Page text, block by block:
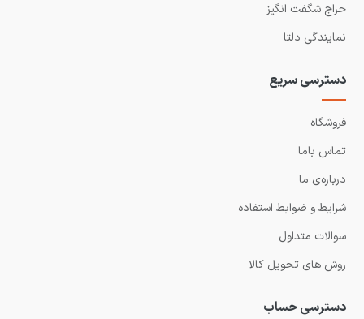
حراج شگفت انگیز
نمایندگی دلتا
دسترسی سریع
فروشگاه
تماس باما
درباره‌ی ما
شرایط و ضوابط استفاده
سوالات متداول
روش های تحویل کالا
دسترسی حساب